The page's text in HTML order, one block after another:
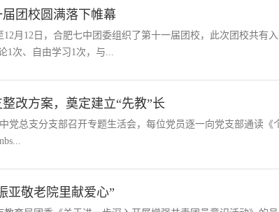
团校圆满落下帷幕
月12日，合肥七中团委组织了第十一届团校，此次团校共有
1次、自由学习1次，与...
改方案，奠定建立“先教”长
党总支分支部召开专题生活会，每位党员逐一向党支部通读《
亚敬老院里献爱心”